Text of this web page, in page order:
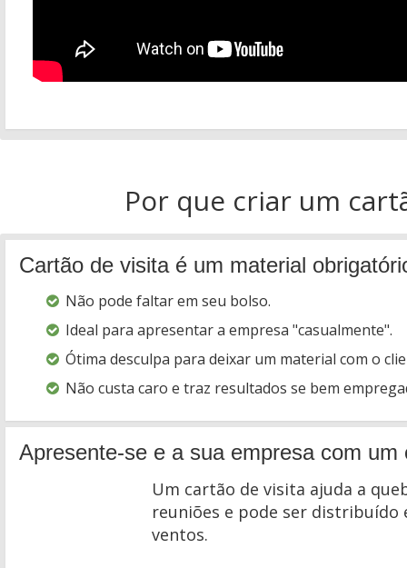
Por que criar um
Cartão de visita é um material
Não pode faltar em seu bolso.
Ideal para apresentar a empresa "casualmente".
Ótima desculpa para deixar um material com o
Não custa caro e traz resultados se bem
Apresente-se e a sua empresa com um
Um cartão de visita ajuda a
reuniões e pode ser distribuído
ventos.